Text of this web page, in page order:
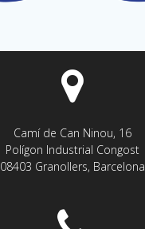
Camí de Can Ninou, 16
Polígon Industrial Congost
08403 Granollers, Barcelona